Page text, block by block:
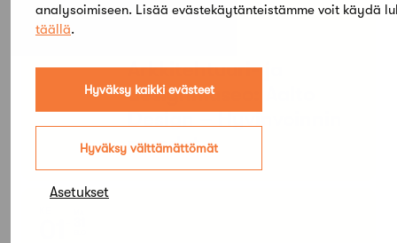
analysoimiseen. Lisää evästekäytänteistämme voit käydä
täällä.
Hyväksy kaikki evästeet
Hyväksy välttämättömät
Asetukset
PE
05
SU
Arkkitehtuuri- ja
designmuseo: Aalto
Design – Hyvinvoinnin
muodot